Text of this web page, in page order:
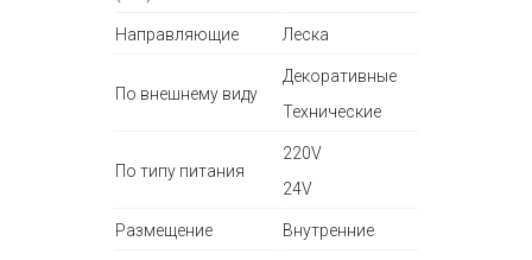
Направляющие Леска
По внешнему виду
Декоративные
Технические
По типу питания
220V
24V
Размещение Внутренние